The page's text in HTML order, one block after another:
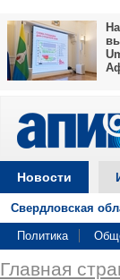
Новости
Свердловская
Политика
Главная